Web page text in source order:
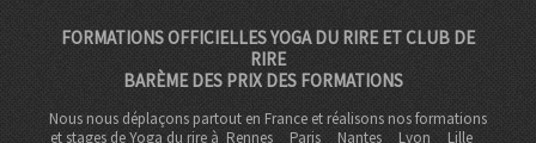
FORMATIONS OFFICIELLES YOGA DU RIRE ET CLUB DE
RIRE
BARÈME DES PRIX DES FORMATIONS
Nous nous déplaçons partout en France et réalisons nos formations
et stages de Yoga du rire à Rennes Paris Nantes Lyon
Lille